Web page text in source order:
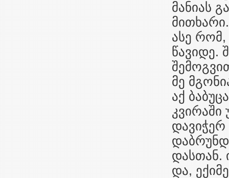
მანიას
ასე
წავიდე.
მე
აქ
კვირაში
დავიჭერ
დასთან.
და,